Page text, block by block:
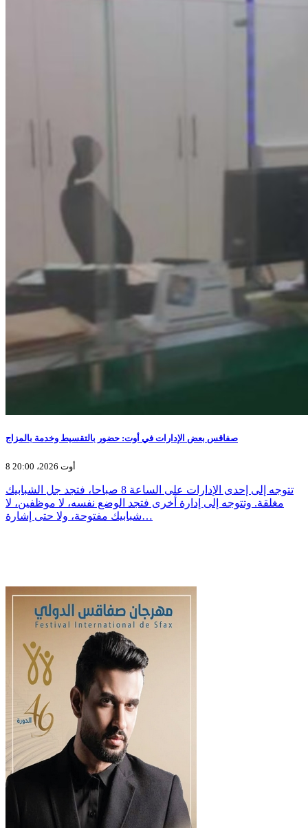
صفاقس بعض الإدارات في أوت: حضور بالتقسيط وخدمة بالمزاج
8 أوت 2026، 20:00
تتوجه إلى إحدى الإدارات على الساعة 8 صباحا، فتجد جل الشبابيك
مغلقة. وتتوجه إلى إدارة أخرى فتجد الوضع نفسه، لا موظفين، لا
شبابيك مفتوحة، ولا حتى إشارة…